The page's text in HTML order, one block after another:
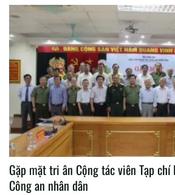
tướng, PGS. TS Trần Vi Dân, Giám
Công an nhân dân chủ trì Hội thảo.
Gặp mặt tri ân Cộng tác viên Tạp
Công an nhân dân